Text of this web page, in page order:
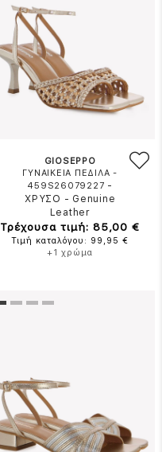
GIOSEPPO
ΓΥΝΑΙΚΕΙΑ ΠΕΔΙΛΑ -
459S26079227 -
ΧΡΥΣΟ - Genuine
Leather
Τρέχουσα τιμή: 85,00 €
Τιμή καταλόγου: 99,95 €
+1 χρώμα